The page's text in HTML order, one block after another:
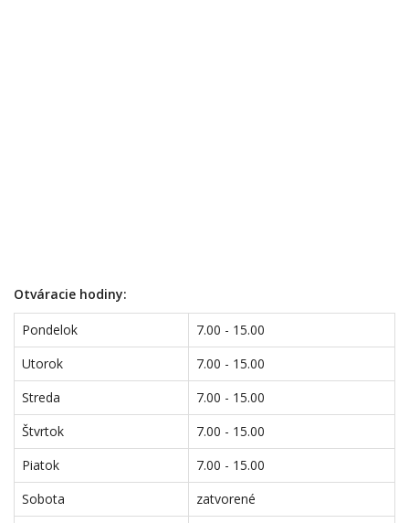
Otváracie hodiny:
Pondelok
7.00 - 15.00
Utorok
7.00 - 15.00
Streda
7.00 - 15.00
Štvrtok
7.00 - 15.00
Piatok
7.00 - 15.00
Sobota
zatvorené